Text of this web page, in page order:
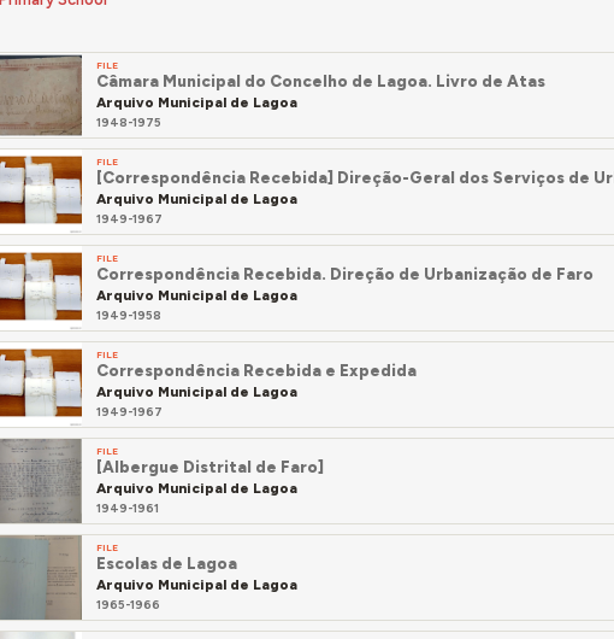
FILE
Câmara Municipal do Concelho de Lagoa. Livro de Atas
Arquivo Municipal de Lagoa
1948-1975
FILE
[Correspondência Recebida] Direção-Geral dos Serviços de
Arquivo Municipal de Lagoa
1949-1967
FILE
Correspondência Recebida. Direção de Urbanização de Faro
Arquivo Municipal de Lagoa
1949-1958
FILE
Correspondência Recebida e Expedida
Arquivo Municipal de Lagoa
1949-1967
FILE
[Albergue Distrital de Faro]
Arquivo Municipal de Lagoa
1949-1961
FILE
Escolas de Lagoa
Arquivo Municipal de Lagoa
1965-1966